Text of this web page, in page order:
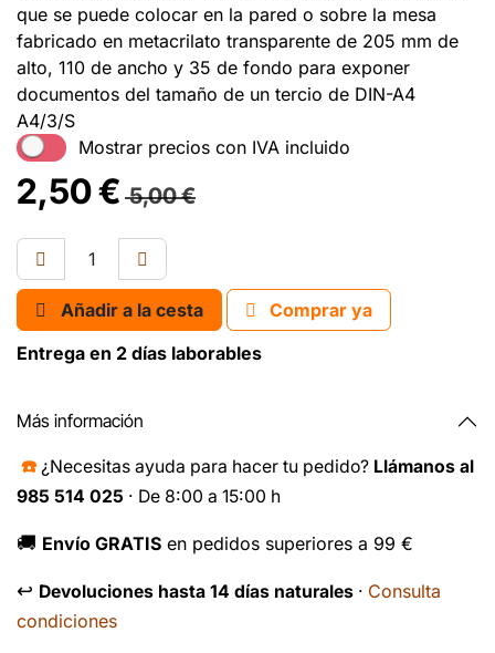
que se puede colocar en la pared o sobre la mesa
fabricado en metacrilato transparente de 205 mm de
alto, 110 de ancho y 35 de fondo para exponer
documentos del tamaño de un tercio de DIN-A4
A4/3/S
Mostrar precios con IVA incluido
2,50€ 5,00€
Añadir a la cesta
Comprar ya
Entrega en 2 días laborables
Más información
☎️ ¿Necesitas ayuda para hacer tu pedido? Llámanos al
985 514 025 · De 8:00 a 15:00 h
🚚 Envío GRATIS en pedidos superiores a 99 €
↩️ Devoluciones hasta 14 días naturales · Consulta
condiciones